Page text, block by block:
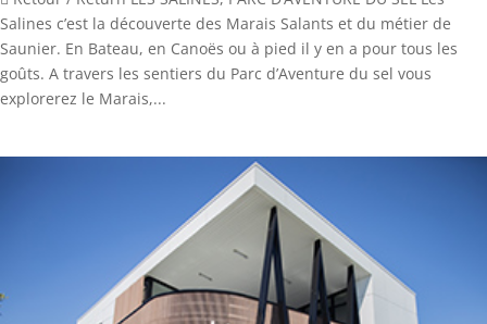
Salines c’est la découverte des Marais Salants et du métier de
Saunier. En Bateau, en Canoës ou à pied il y en a pour tous les
goûts. A travers les sentiers du Parc d’Aventure du sel vous
explorerez le Marais,...